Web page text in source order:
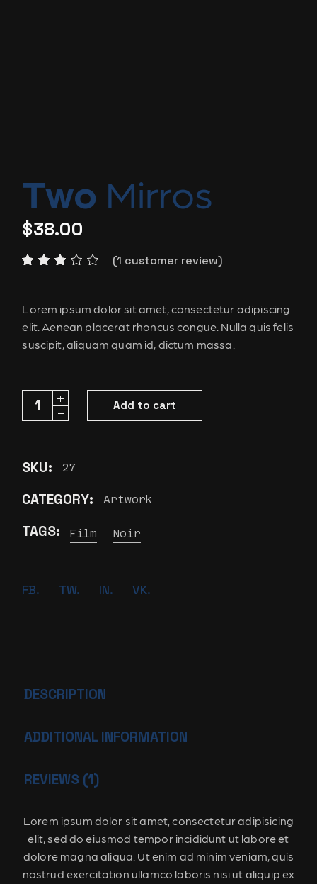
Two Mirros
$38.00
(1 customer review)
Lorem ipsum dolor sit amet, consectetur adipiscing
elit. Aenean placerat rhoncus congue. Nulla quis felis
suscipit, aliquam quam id, dictum massa.
Two Mirros quantity
Add to cart
SKU: 27
CATEGORY: Artwork
TAGS: Film Noir
FB. TW. IN. VK.
DESCRIPTION
ADDITIONAL INFORMATION
REVIEWS (1)
Lorem ipsum dolor sit amet, consectetur adipisicing
elit, sed do eiusmod tempor incididunt ut labore et
dolore magna aliqua. Ut enim ad minim veniam, quis
nostrud exercitation ullamco laboris nisi ut aliquip ex